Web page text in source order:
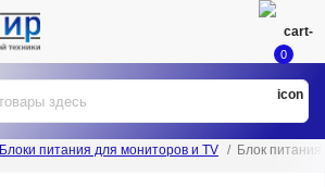
0
Блоки питания для мониторов и TV Блок